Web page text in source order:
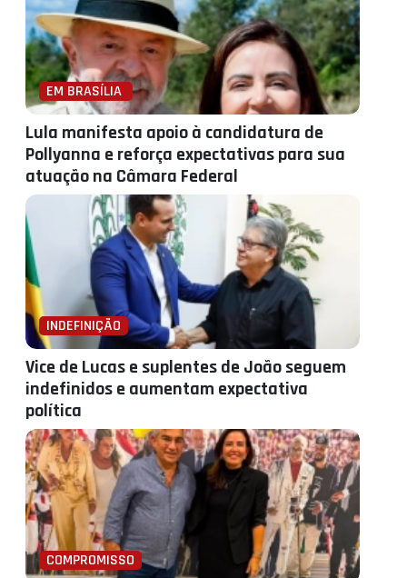
EM BRASÍLIA
Lula manifesta apoio à candidatura de
Pollyanna e reforça expectativas para sua
atuação na Câmara Federal
INDEFINIÇÃO
Vice de Lucas e suplentes de João seguem
indefinidos e aumentam expectativa
política
COMPROMISSO